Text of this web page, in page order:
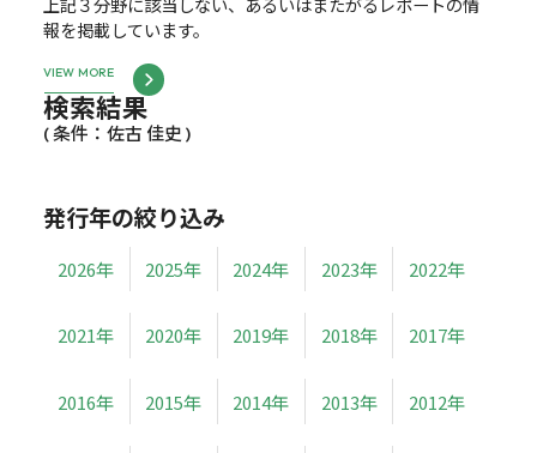
報を掲載しています。
VIEW MORE
検索結果
( 条件：佐古 佳史 )
発行年の絞り込み
2026年 2025年 2024年 2023年 2022年
2021年 2020年 2019年 2018年 2017年
2016年 2015年 2014年 2013年 2012年